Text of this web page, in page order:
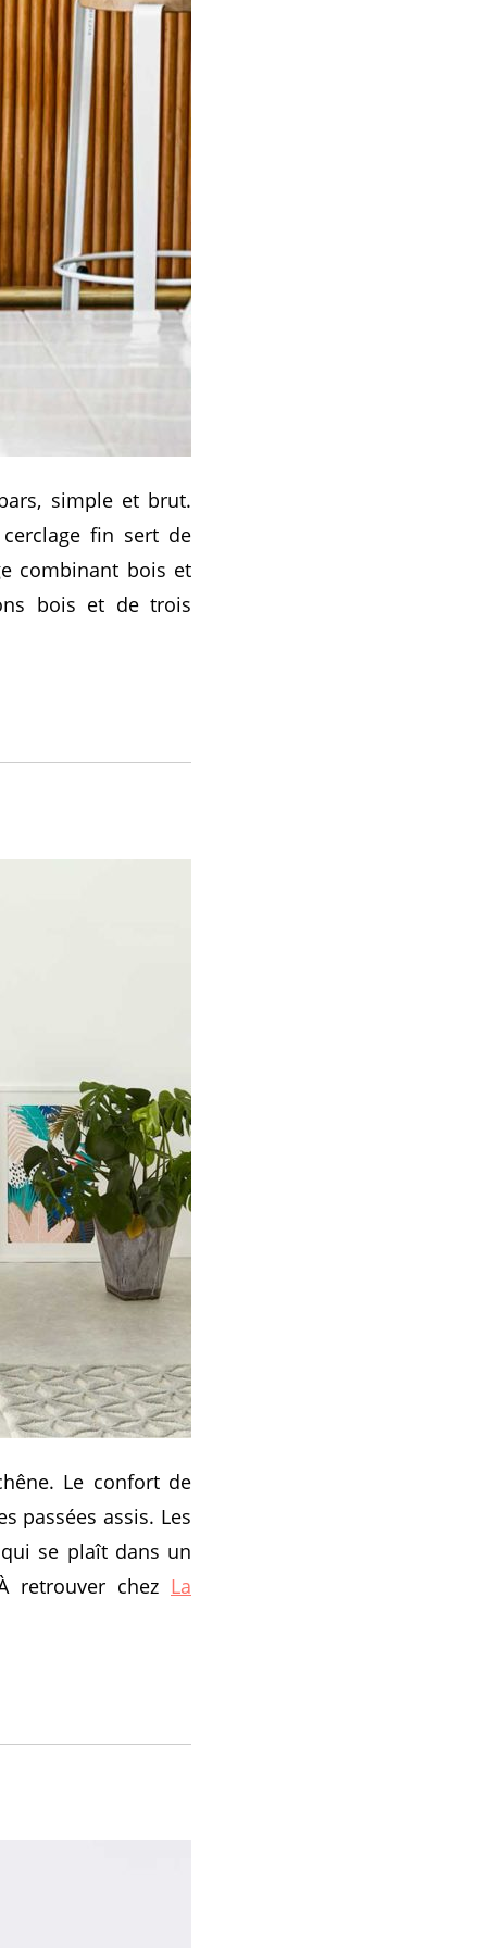
simple et brut.
fin sert de
combinant bois et
bois et de trois
Le confort de
passées assis. Les
se plaît dans un
retrouver chez La